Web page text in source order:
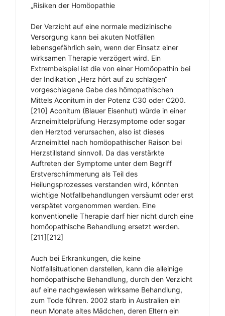
„Risiken der Homöopathie
Der Verzicht auf eine normale medizinische
Versorgung kann bei akuten Notfällen
lebensgefährlich sein, wenn der Einsatz einer
wirksamen Therapie verzögert wird. Ein
Extrembeispiel ist die von einer Homöopathin bei
der Indikation „Herz hört auf zu schlagen“
vorgeschlagene Gabe des hömopathischen
Mittels Aconitum in der Potenz C30 oder C200.
[210] Aconitum (Blauer Eisenhut) würde in einer
Arzneimittelprüfung Herzsymptome oder sogar
den Herztod verursachen, also ist dieses
Arzneimittel nach homöopathischer Raison bei
Herzstillstand sinnvoll. Da das verstärkte
Auftreten der Symptome unter dem Begriff
Erstverschlimmerung als Teil des
Heilungsprozesses verstanden wird, könnten
wichtige Notfallbehandlungen versäumt oder erst
verspätet vorgenommen werden. Eine
konventionelle Therapie darf hier nicht durch eine
homöopathische Behandlung ersetzt werden.
[211][212]
Auch bei Erkrankungen, die keine
Notfallsituationen darstellen, kann die alleinige
homöopathische Behandlung, durch den Verzicht
auf eine nachgewiesen wirksame Behandlung,
zum Tode führen. 2002 starb in Australien ein
neun Monate altes Mädchen, deren Eltern ein